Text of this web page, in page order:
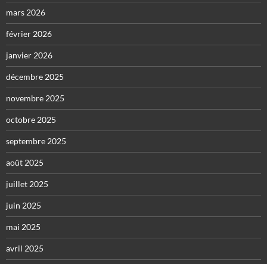
mars 2026
février 2026
janvier 2026
décembre 2025
novembre 2025
octobre 2025
septembre 2025
août 2025
juillet 2025
juin 2025
mai 2025
avril 2025